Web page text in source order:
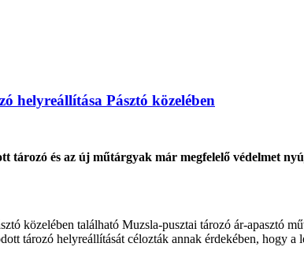
helyreállítása Pásztó közelében
tározó és az új műtárgyak már megfelelő védelmet
közelében található Muzsla-pusztai tározó ár-apasztó
tározó helyreállítását célozták annak érdekében, hogy